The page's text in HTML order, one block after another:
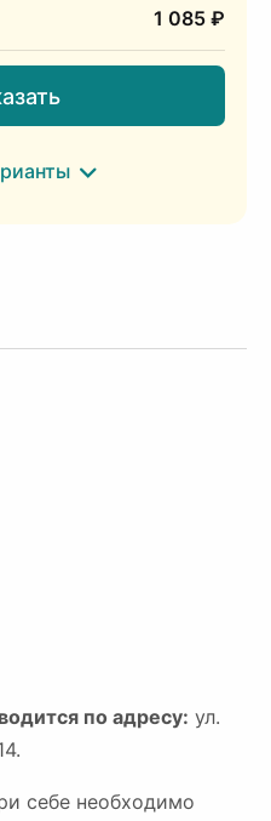
1 085 ₽
по адресу: ул.
себе необходимо